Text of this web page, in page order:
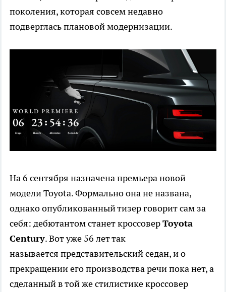
поколения, которая совсем недавно
подверглась плановой модернизации.
На 6 сентября назначена премьера новой
модели Toyota. Формально она не названа,
однако опубликованный тизер говорит сам за
себя: дебютантом станет кроссоверToyota
Century. Вот уже 56 лет так
называется представительский седан, и о
прекращении его производства речи пока нет, а
сделанный в той же стилистике кроссовер